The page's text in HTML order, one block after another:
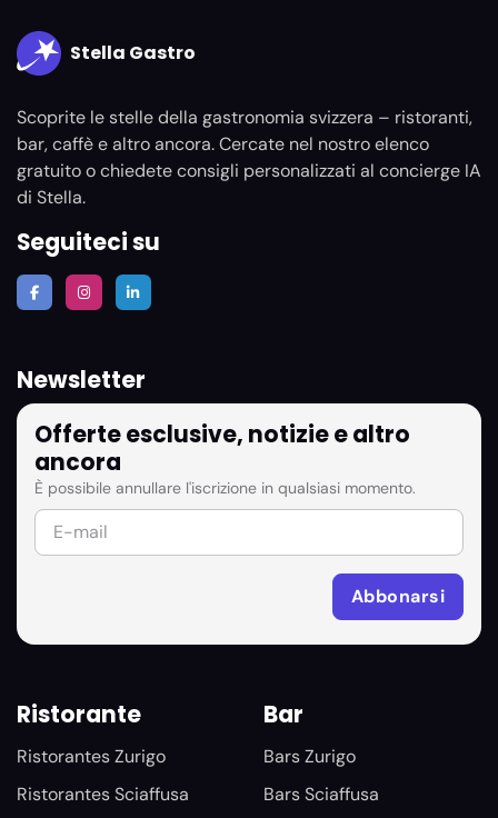
Stella Gastro
Scoprite le stelle della gastronomia svizzera – ristoranti,
bar, caffè e altro ancora. Cercate nel nostro elenco
gratuito o chiedete consigli personalizzati al concierge IA
di Stella.
Seguiteci su
Newsletter
Offerte esclusive, notizie e altro
ancora
È possibile annullare l'iscrizione in qualsiasi momento.
Ristorante
Ristorantes Zurigo
Ristorantes Sciaffusa
Bar
Bars Zurigo
Bars Sciaffusa